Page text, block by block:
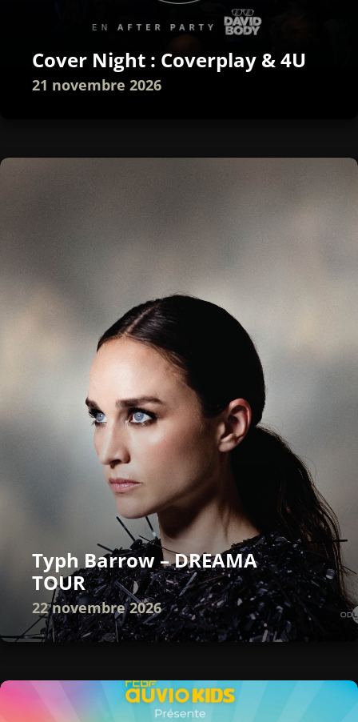
Cover Night : Coverplay & 4U
21 novembre 2026
Typh Barrow – DREAMA
TOUR
22 novembre 2026